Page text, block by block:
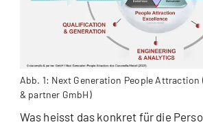
Abb. 1: Next Generation People
& partner GmbH)
Was heisst das konkret für die